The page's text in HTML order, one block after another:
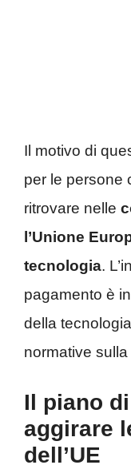
Il motivo di
per le persone
ritrovare nelle
l’Unione
tecnologia.
pagamento è
della
normative sulla
Il piano
aggirare
dell’UE